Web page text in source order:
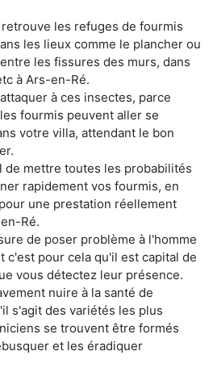
les refuges de fourmis
les lieux comme le plancher ou
les fissures des murs, dans
à Ars-en-Ré.
à ces insectes, parce
fourmis peuvent aller se
votre villa, attendant le bon
de mettre toutes les probabilités
rapidement vos fourmis, en
une prestation réellement
Ré.
de poser problème à l'homme
c'est pour cela qu'il est capital de
vous détectez leur présence.
nuire à la santé de
s'agit des variétés les plus
se trouvent être formés
et les éradiquer